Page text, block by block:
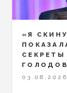
«Я
СЕКРЕТЫ
03.08.2026